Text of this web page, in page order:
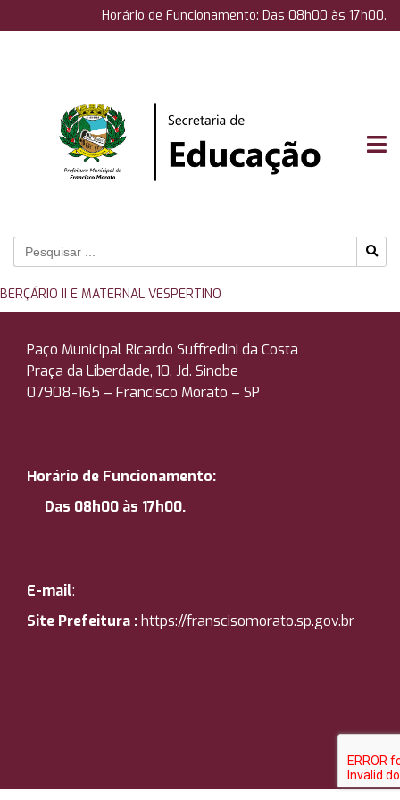
Horário de Funcionamento: Das 08h00 às 17h00.
BERÇÁRIO II E MATERNAL VESPERTINO
Paço Municipal Ricardo Suffredini da Costa
Praça da Liberdade, 10, Jd. Sinobe
07908-165 – Francisco Morato – SP
Horário de Funcionamento:
Das 08h00 às 17h00.
E-mail:
Site Prefeitura :https://franscisomorato.sp.gov.br